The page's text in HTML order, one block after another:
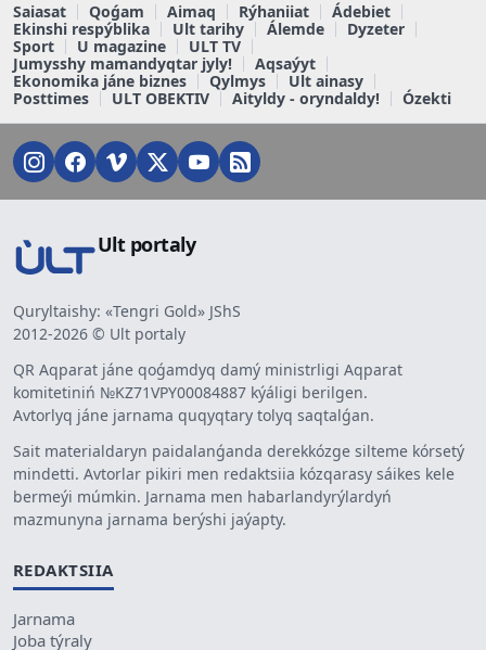
Saiasat Qoǵam Aimaq Rýhaniiat
Ádebiet
Ekinshi respýblika
Ult tarihy Álemde
Dyzeter
Sport
U magazine
ULT TV
Jumysshy mamandyqtar jyly!
Aqsaýyt
Ekonomika jáne biznes
Qylmys
Ult ainasy
Posttimes
ULT OBEKTIV Aityldy - oryndaldy! Ózekti
Ult portaly
Quryltaishy: «Tengri Gold» JShS
2012-2026 © Ult portaly
QR Aqparat jáne qoǵamdyq damý ministrligi Aqparat
komitetiniń №KZ71VPY00084887 kýáligi berilgen.
Avtorlyq jáne jarnama quqyqtary tolyq saqtalǵan.
Sait materialdaryn paidalanǵanda derekkózge silteme kórsetý
mindetti. Avtorlar pikiri men redaktsiia kózqarasy sáikes kele
bermeýi múmkin. Jarnama men habarlandyrýlardyń
mazmunyna jarnama berýshi jaýapty.
REDAKTSIIA
Jarnama
Joba týraly